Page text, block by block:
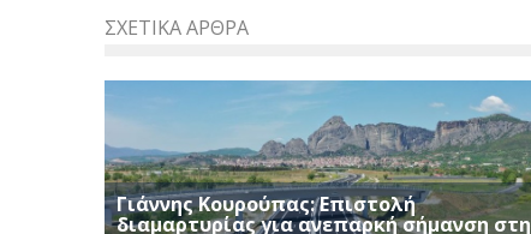
ΣΧΕΤΙΚΆ ΆΡΘΡΑ
Γιάννης Κουρούπας: Επιστολή
διαμαρτυρίας για ανεπαρκή σήμανση στη